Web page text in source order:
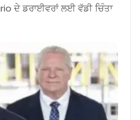
ਦੇ ਡਰਾਈਵਰਾਂ ਲਈ ਵੱਡੀ ਚਿੰਤਾ